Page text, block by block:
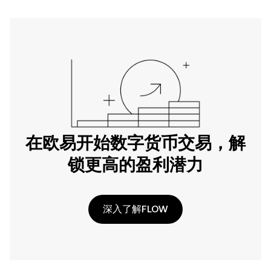
在欧易开始数字货币交易，解
锁更高的盈利潜力
深入了解FLOW